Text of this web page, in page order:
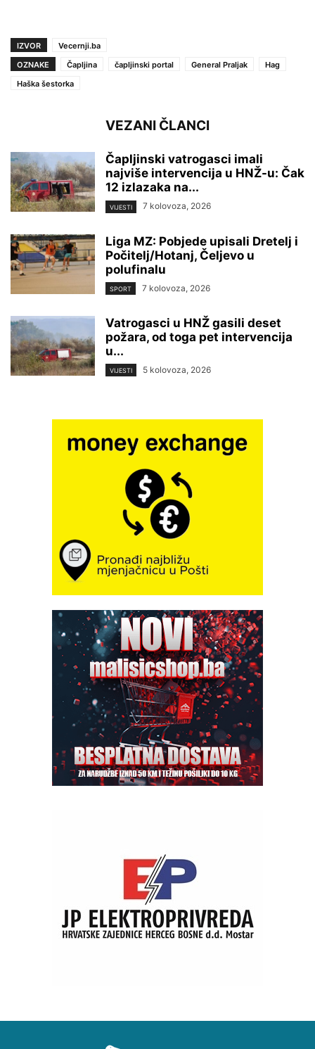
IZVOR
Vecernji.ba
OZNAKE
Čapljina čapljinski portal General Praljak
Hag
Haška šestorka
VEZANI ČLANCI
Čapljinski vatrogasci imali
najviše intervencija u HNŽ-u: Čak
12 izlazaka na...
VIJESTI 7 kolovoza, 2026
Liga MZ: Pobjede upisali Dretelj i
Počitelj/Hotanj, Čeljevo u
polufinalu
SPORT 7 kolovoza, 2026
Vatrogasci u HNŽ gasili deset
požara, od toga pet intervencija
u...
VIJESTI 5 kolovoza, 2026